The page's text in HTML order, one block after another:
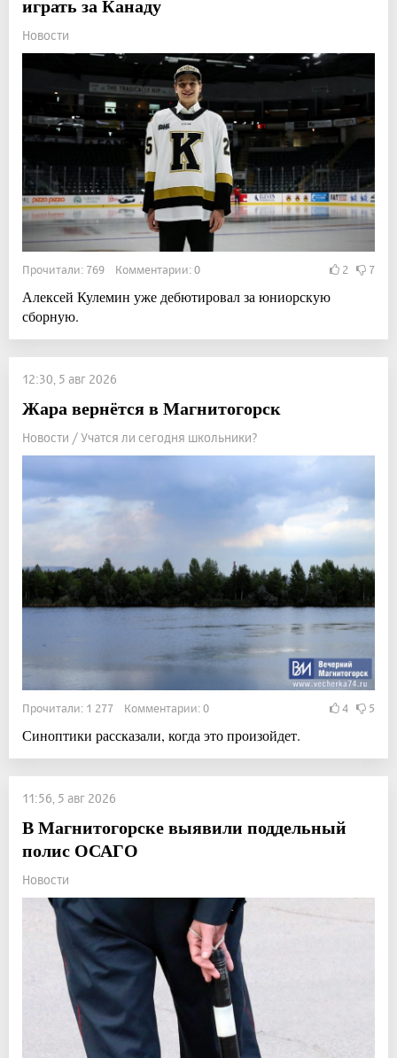
играть за Канаду
Новости
Прочитали: 769 Комментарии: 0 2 7
Алексей Кулемин уже дебютировал за юниорскую
сборную.
12:30, 5 авг 2026
Жара вернётся в Магнитогорск
Новости / Учатся ли сегодня школьники?
Прочитали: 1 277 Комментарии: 0 4 5
Синоптики рассказали, когда это произойдет.
11:56, 5 авг 2026
В Магнитогорске выявили поддельный
полис ОСАГО
Новости